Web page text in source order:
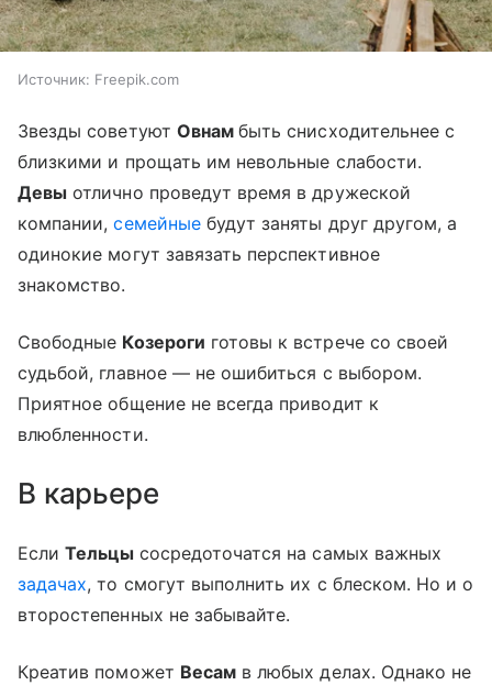
Источник: Freepik.com
Звезды советуют Овнамбыть снисходительнее с
близкими и прощать им невольные слабости.
Девы отлично проведут время в дружеской
компании,семейныебудут заняты друг другом, а
одинокие могут завязать перспективное
знакомство.
Свободные Козероги готовы к встрече со своей
судьбой, главное — не ошибиться с выбором.
Приятное общение не всегда приводит к
влюбленности.
В карьере
ЕслиТельцы сосредоточатся на самых важных
задачах, то смогут выполнить их с блеском. Но и о
второстепенных не забывайте.
Креатив поможет Весам в любых делах. Однако не